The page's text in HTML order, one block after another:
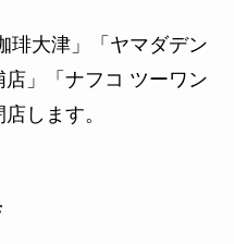
琲大津」「ヤマダデン
」「ナフコ ツーワン
します。